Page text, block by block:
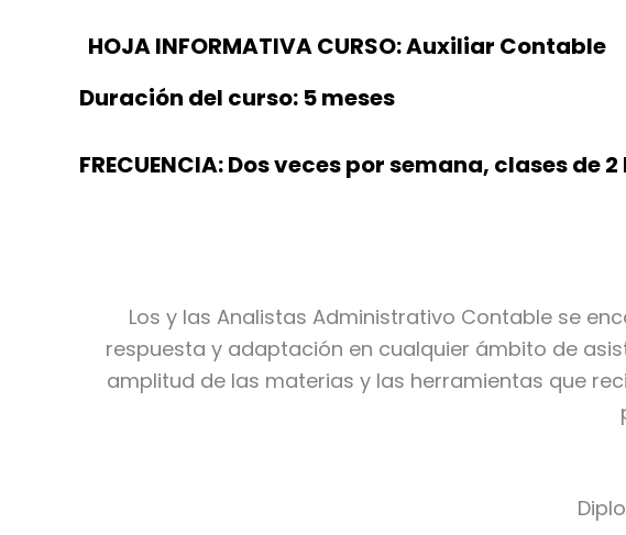
HOJA INFORMATIVA CURSO: Auxiliar Contable
Duración del curso: 5 meses
FRECUENCIA: Dos veces por semana, clases de
Los y las Analistas Administrativo Contable se
respuesta y adaptación en cualquier ámbito de
amplitud de las materias y las herramientas que